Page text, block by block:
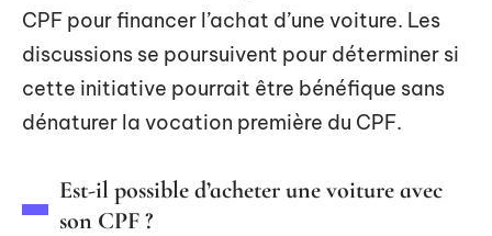
CPF pour financer l’achat d’une voiture. Les
discussions se poursuivent pour déterminer si
cette initiative pourrait être bénéfique sans
dénaturer la vocation première du CPF.
Est-il possible d’acheter une voiture avec
son CPF ?